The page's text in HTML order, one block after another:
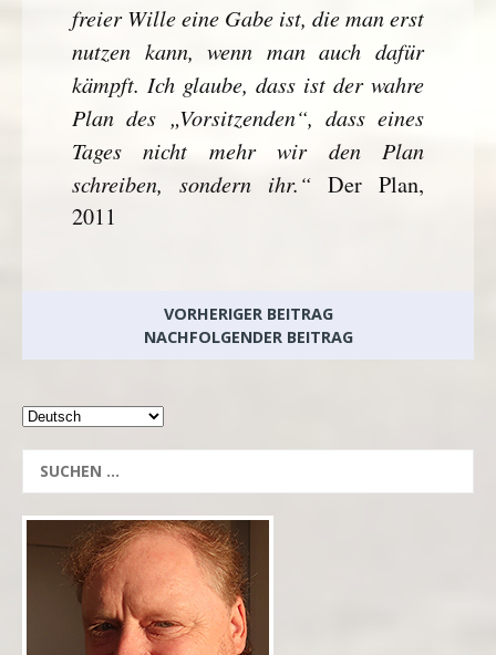
freier Wille eine Gabe ist, die man erst
nutzen kann, wenn man auch dafür
kämpft. Ich glaube, dass ist der wahre
Plan des „Vorsitzenden“, dass eines
Tages nicht mehr wir den Plan
schreiben, sondern ihr.“ Der Plan,
2011
VORHERIGER BEITRAG
NACHFOLGENDER BEITRAG